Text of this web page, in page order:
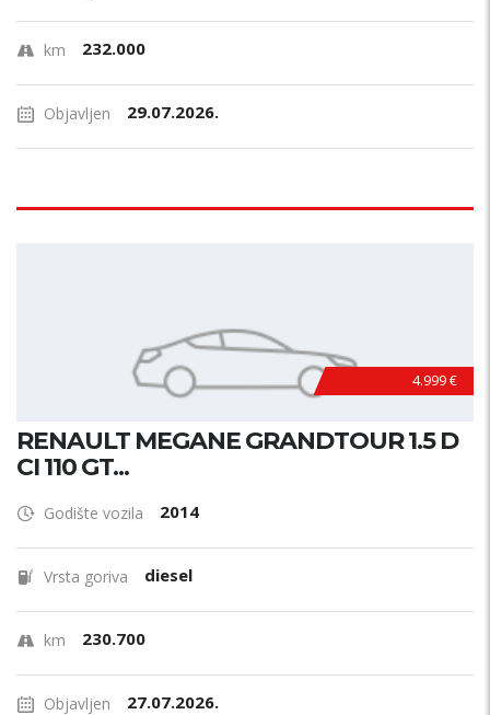
km 232.000
Objavljen 29.07.2026.
4.999 €
RENAULT MEGANE GRANDTOUR 1.5 D
CI 110 GT...
Godište vozila 2014
Vrsta goriva diesel
km 230.700
Objavljen 27.07.2026.